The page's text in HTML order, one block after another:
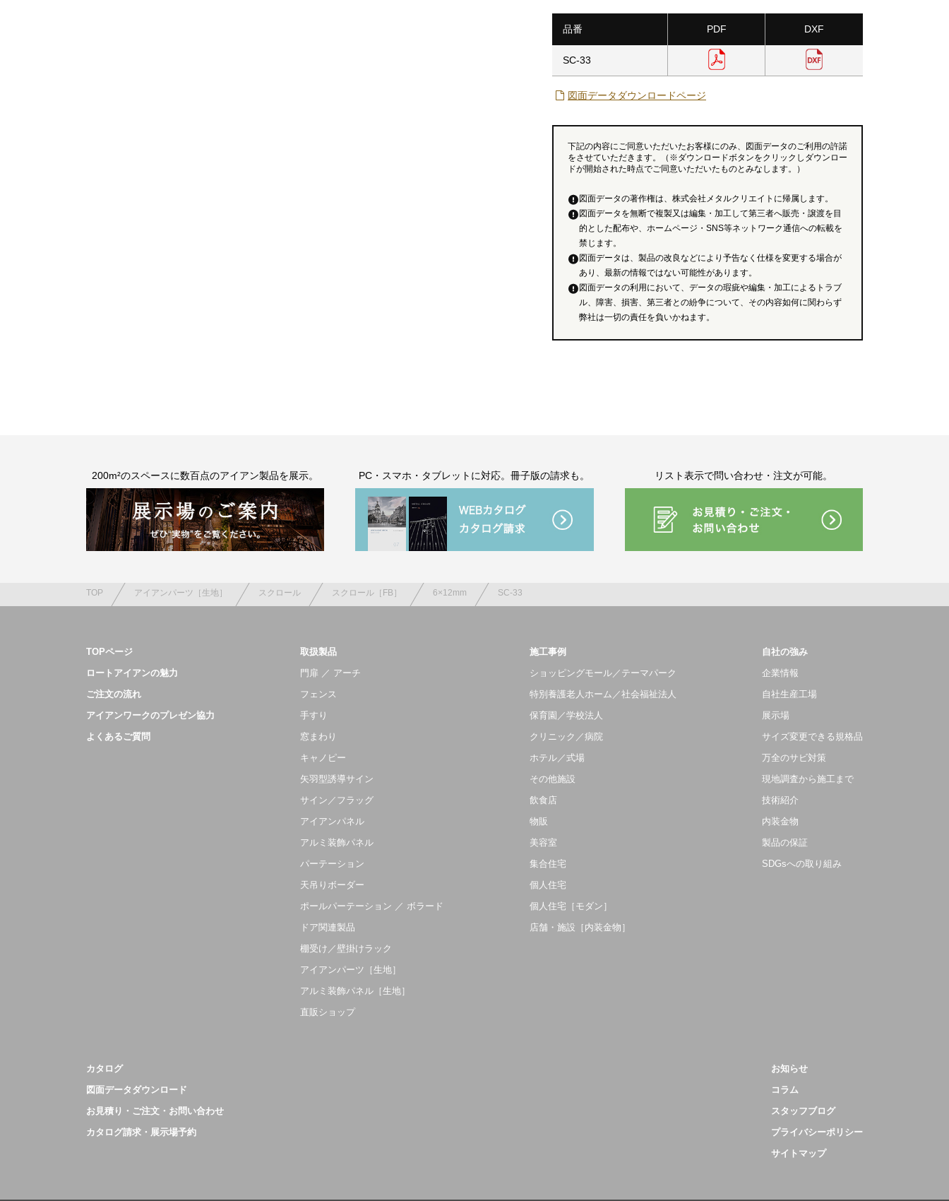
品番 PDF DXF
SC-33
図面データダウンロードページ
下記の内容にご同意いただいたお客様にのみ、図面データのご利用の許諾
をさせていただきます。（※ダウンロードボタンをクリックしダウンロー
ドが開始された時点でご同意いただいたものとみなします。）
図面データの著作権は、株式会社メタルクリエイトに帰属します。
図面データを無断で複製又は編集・加工して第三者へ販売・譲渡を目
的とした配布や、ホームページ・SNS等ネットワーク通信への転載を
禁じます。
図面データは、製品の改良などにより予告なく仕様を変更する場合が
あり、最新の情報ではない可能性があります。
図面データの利用において、データの瑕疵や編集・加工によるトラブ
ル、障害、損害、第三者との紛争について、その内容如何に関わらず
弊社は一切の責任を負いかねます。
200m²のスペースに数百点のアイアン製品を展示。 PC・スマホ・タブレットに対応。冊子版の請求も。 リスト表示で問い合わせ・注文が可能。
TOP アイアンパーツ［生地］ スクロール スクロール［FB］ 6×12mm SC-33
TOPページ
ロートアイアンの魅力
ご注文の流れ
アイアンワークのプレゼン協力
よくあるご質問
取扱製品
門扉 ／ アーチ
フェンス
手すり
窓まわり
キャノピー
矢羽型誘導サイン
サイン／フラッグ
アイアンパネル
アルミ装飾パネル
パーテーション
天吊りボーダー
ポールパーテーション ／ ボラード
ドア関連製品
棚受け／壁掛けラック
アイアンパーツ［生地］
アルミ装飾パネル［生地］
直販ショップ
施工事例
ショッピングモール／テーマパーク
特別養護老人ホーム／社会福祉法人
保育園／学校法人
クリニック／病院
ホテル／式場
その他施設
飲食店
物販
美容室
集合住宅
個人住宅
個人住宅［モダン］
店舗・施設［内装金物］
自社の強み
企業情報
自社生産工場
展示場
サイズ変更できる規格品
万全のサビ対策
現地調査から施工まで
技術紹介
内装金物
製品の保証
SDGsへの取り組み
カタログ
図面データダウンロード
お見積り・ご注文・お問い合わせ
カタログ請求・展示場予約
お知らせ
コラム
スタッフブログ
プライバシーポリシー
サイトマップ